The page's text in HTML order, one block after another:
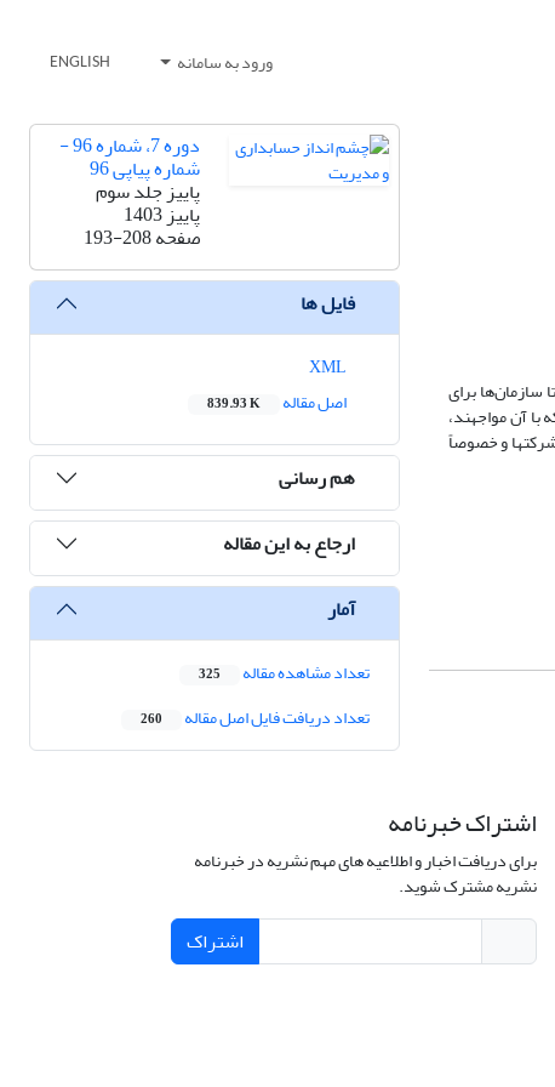
ورود به سامانه ENGLISH
سازمان‌ها برای
آن مواجهند،
و خصوصاً
دوره 7، شماره 96 -
شماره پیاپی 96
پاییز جلد سوم
پاییز 1403
صفحه193-208
فایل ها
اصل مقاله
839.93 K
هم رسانی
ارجاع به این مقاله
آمار
تعداد مشاهده مقاله 325
تعداد دریافت فایل اصل مقاله 260
اشتراک خبرنامه
برای دریافت اخبار و اطلاعیه های مهم نشریه در خبرنامه
نشریه مشترک شوید.
اشتراک